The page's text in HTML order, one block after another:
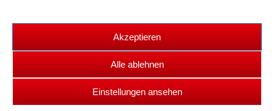
Akzeptieren
Alle ablehnen
Einstellungen ansehen
Copyright © 2026 TRUCKS & Details